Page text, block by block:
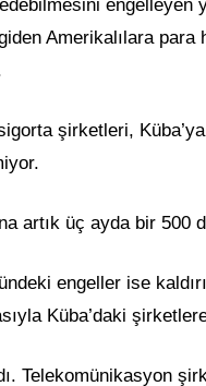
engelleyen
Amerikalılara para
şirketleri,
artık üç ayda bir
engeller ise
Küba’daki şirketlere
Telekomünikasyon